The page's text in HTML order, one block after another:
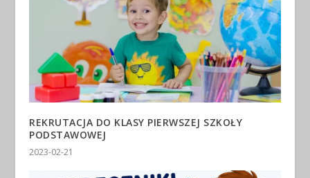
REKRUTACJA DO KLASY PIERWSZEJ SZKOŁY
PODSTAWOWEJ
2023-02-21